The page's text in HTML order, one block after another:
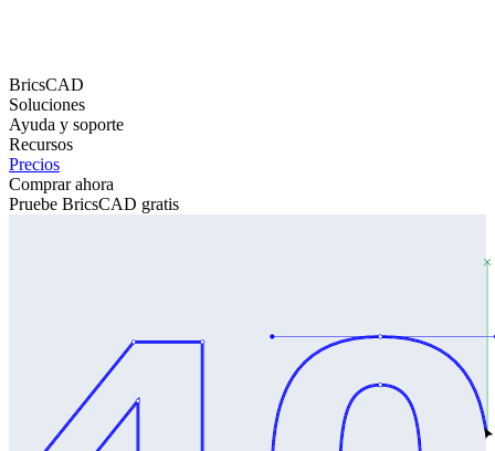
BricsCAD
Soluciones
Ayuda y soporte
Recursos
Precios
Comprar ahora
Pruebe BricsCAD gratis